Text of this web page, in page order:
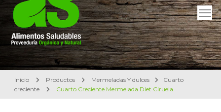
Alimentos Saludables – Dietética en Rosario
Proveeduría Orgánica y Natural
Inicio Productos Mermeladas Y dulces
Cuarto
creciente
Cuarto Creciente Mermelada Diet Ciruela